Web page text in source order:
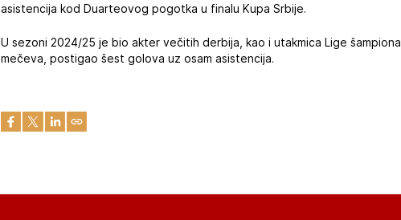
asistencija kod Duarteovog pogotka u finalu Kupa Srbije.
U sezoni 2024/25 je bio akter večitih derbija, kao i utakmica Lige
mečeva, postigao šest golova uz osam asistencija.